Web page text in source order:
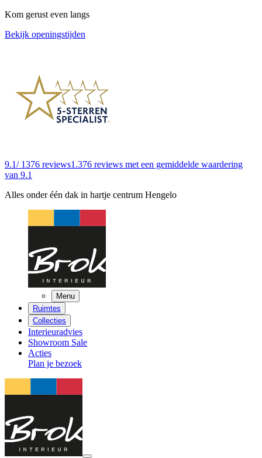
Kom gerust even langs
Bekijk openingstijden
9.1/ 1376 reviews1.376 reviews met een gemiddelde waardering
van 9.1
Alles onder één dak in hartje centrum Hengelo
Menu
Ruimtes
Collecties
Interieuradvies
Showroom Sale
Acties
Plan je bezoek